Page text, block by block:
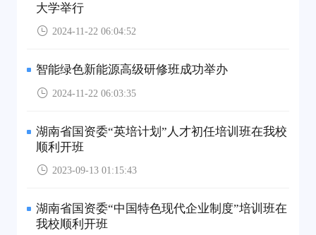
大学举行
2024-11-22 06:04:52
智能绿色新能源高级研修班成功举办
2024-11-22 06:03:35
湖南省国资委“英培计划”人才初任培训班在我校
顺利开班
2023-09-13 01:15:43
湖南省国资委“中国特色现代企业制度”培训班在
我校顺利开班